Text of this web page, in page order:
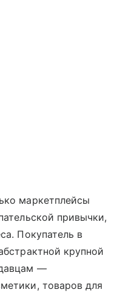
маркетплейсы
привычки,
Покупатель в
крупной
—
товаров для